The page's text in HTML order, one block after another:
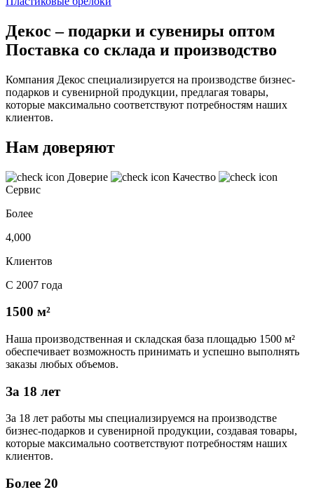
Декос – подарки и сувениры оптом
Поставка со склада и производство
Компания Декос специализируется на производстве бизнес-
подарков и сувенирной продукции, предлагая товары,
которые максимально соответствуют потребностям наших
клиентов.
Нам доверяют
Доверие
Качество
Сервис
Более
4,000
Клиентов
С 2007 года
1500 м²
Наша производственная и складская база площадью 1500 м²
обеспечивает возможность принимать и успешно выполнять
заказы любых объемов.
За 18 лет
За 18 лет работы мы специализируемся на производстве
бизнес-подарков и сувенирной продукции, создавая товары,
которые максимально соответствуют потребностям наших
клиентов.
Более 20